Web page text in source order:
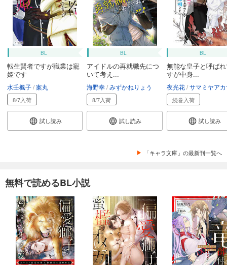
BL
転生賢者ですが職業は寵
姫です
水壬楓子 案丸
8/7入荷
試し読み
BL
アイドルの再就職先につ
いて考え...
海野幸 みずかねりょう
8/7入荷
試し読み
BL
無能な皇子と呼ば
すが中身...
夜光花 サマミヤア
続巻入荷
試し読み
「キャラ文庫」の最新刊一覧へ
無料で読めるBL小説